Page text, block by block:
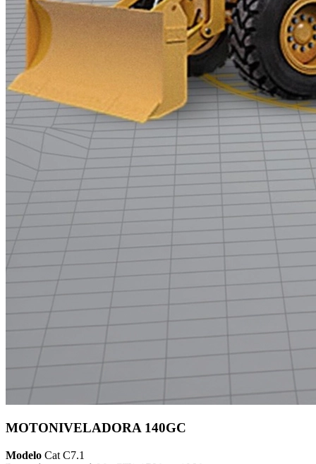
MOTONIVELADORA 140GC
Modelo Cat C7.1